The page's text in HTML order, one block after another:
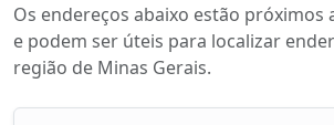
Os endereços abaixo estão próximos
e podem ser úteis para localizar
região de Minas Gerais.